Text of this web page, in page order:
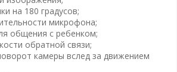
на 180 градусов;
микрофона;
общения с ребенком;
обратной связи;
камеры вслед за движением